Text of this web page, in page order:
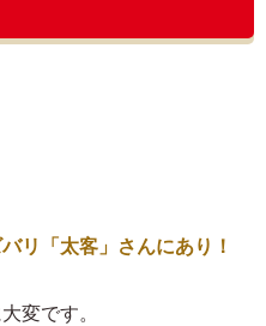
リ「太客」さんにあり！
変です。